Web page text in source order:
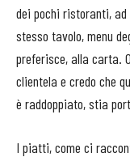
dei pochi ristoranti, ad
stesso tavolo, menu
preferisce, alla carta.
clientela e credo che
è raddoppiato, stia
I piatti, come ci